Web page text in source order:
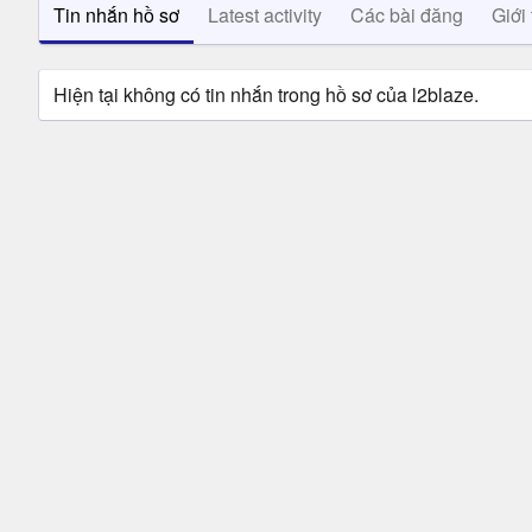
Tin nhắn hồ sơ Latest activity Các bài đăng Giới
Hiện tại không có tin nhắn trong hồ sơ của l2blaze.